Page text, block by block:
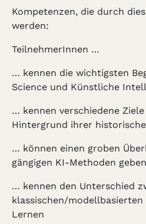
Kompetenzen, die durch
werden:
TeilnehmerInnen …
… kennen die wichtigsten
Science und Künstliche
… kennen verschiedene
Hintergrund ihrer
… können einen groben
gängigen KI-Methoden geben
… kennen den Unterschied
klassischen/
Lernen